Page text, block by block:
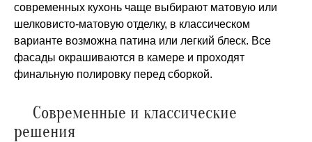
современных кухонь чаще выбирают матовую или
шелковисто‑матовую отделку, в классическом
варианте возможна патина или легкий блеск. Все
фасады окрашиваются в камере и проходят
финальную полировку перед сборкой.
Современные и классические
решения